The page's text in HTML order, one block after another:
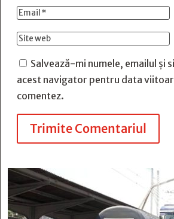
Salvează-mi numele, emailul și
acest navigator pentru data
comentez.
Trimite Comentariul